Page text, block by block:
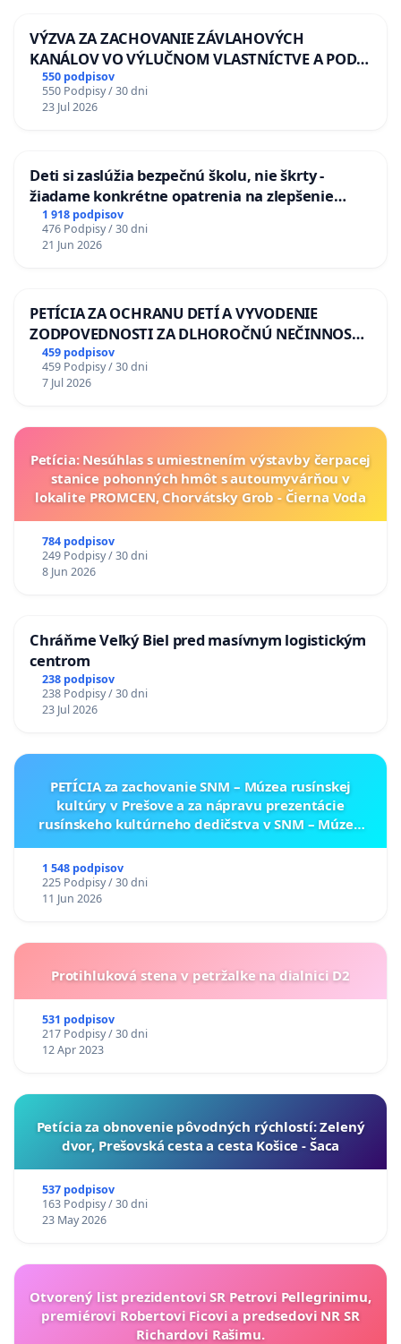
VÝZVA ZA ZACHOVANIE ZÁVLAHOVÝCH
KANÁLOV VO VÝLUČNOM VLASTNÍCTVE A POD
KONTROLOU SLOVENSKEJ REPUBLIKY & žiadosť
na riešenie zanedbaného stavu závlahových a
odvodňovacích kanálov na Slovensku
550 podpisov
550 Podpisy / 30 dni
23 Jul 2026
Deti si zaslúžia bezpečnú školu, nie škrty -
žiadame konkrétne opatrenia na zlepšenie
situácie v školstve
1 918 podpisov
476 Podpisy / 30 dni
21 Jun 2026
PETÍCIA ZA OCHRANU DETÍ A VYVODENIE
ZODPOVEDNOSTI ZA DLHOROČNÚ NEČINNOSŤ
A ZLYHANIE ŠTÁTU
459 podpisov
459 Podpisy / 30 dni
7 Jul 2026
Petícia: Nesúhlas s umiestnením výstavby čerpacej
stanice pohonných hmôt s autoumyvárňou v
lokalite PROMCEN, Chorvátsky Grob - Čierna Voda
784 podpisov
249 Podpisy / 30 dni
8 Jun 2026
Chráňme Veľký Biel pred masívnym logistickým
centrom
238 podpisov
238 Podpisy / 30 dni
23 Jul 2026
PETÍCIA za zachovanie SNM – Múzea rusínskej
kultúry v Prešove a za nápravu prezentácie
rusínskeho kultúrneho dedičstva v SNM – Múzeu
1 548 podpisov
225 Podpisy / 30 dni
11 Jun 2026
Protihluková stena v petržalke na dialnici D2
531 podpisov
217 Podpisy / 30 dni
12 Apr 2023
​Petícia za obnovenie pôvodných rýchlostí: Zelený
dvor, Prešovská cesta a cesta Košice - Šaca
537 podpisov
163 Podpisy / 30 dni
23 May 2026
Otvorený list prezidentovi SR Petrovi Pellegrinimu,
premiérovi Robertovi Ficovi a predsedovi NR SR
Richardovi Rašimu.